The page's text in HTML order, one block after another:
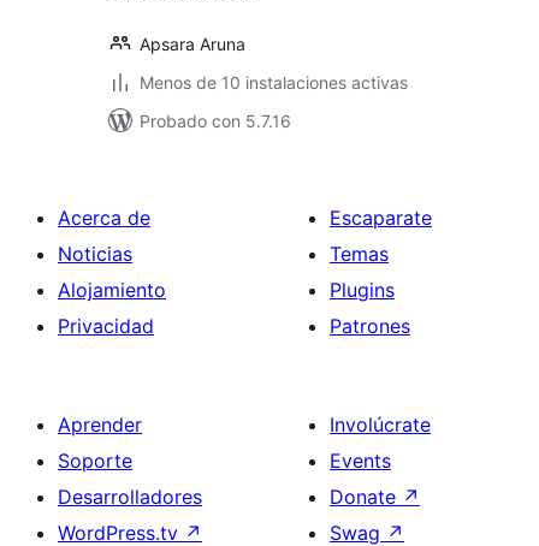
Apsara Aruna
Menos de 10 instalaciones activas
Probado con 5.7.16
Acerca de
Noticias
Alojamiento
Privacidad
Escaparate
Temas
Plugins
Patrones
Aprender
Soporte
Desarrolladores
WordPress.tv ↗
Involúcrate
Events
Donate ↗
Swag ↗